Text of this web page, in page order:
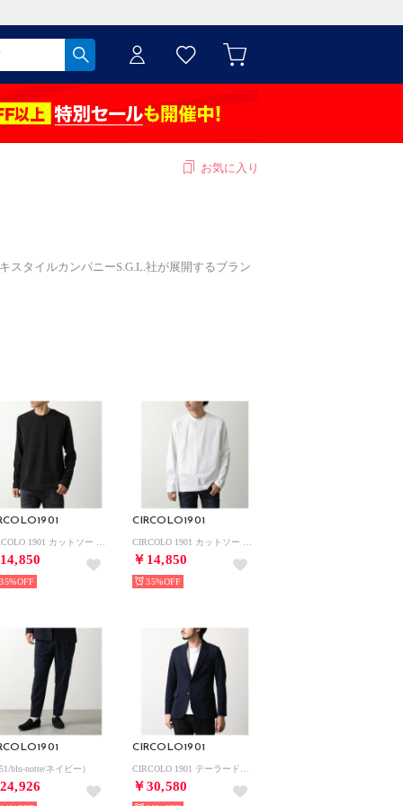
お気に入り
スタイルカンパニーS.G.L.社が展開するブラン
35%
CIRCOLO1901
￥14,850
35%
blu-notte/ネイビー）
CIRCOLO1901
￥30,580